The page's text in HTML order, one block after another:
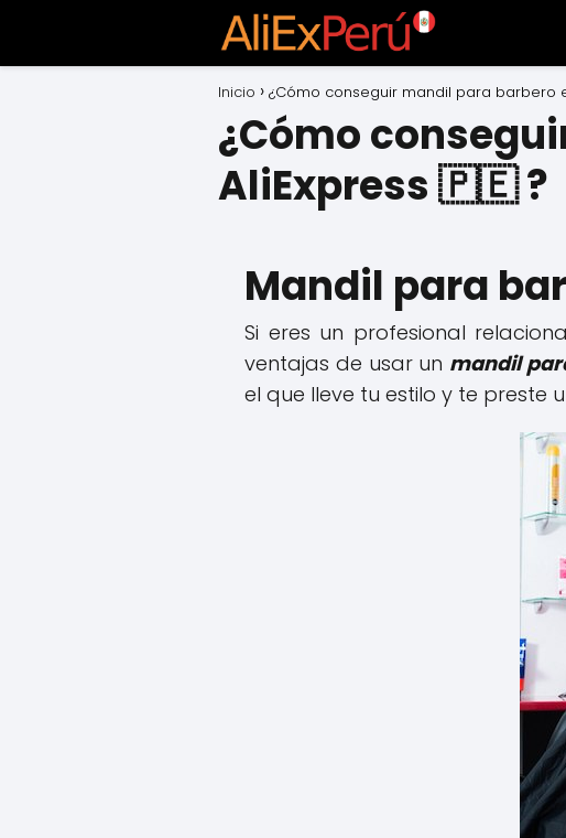
Inicio ¿Cómo conseguir mandil para barbero
¿Cómo
AliExpress 🇵🇪 ?
Mandil para
Si eres un profesional
ventajas de usar un mandil
el que lleve tu estilo y te preste